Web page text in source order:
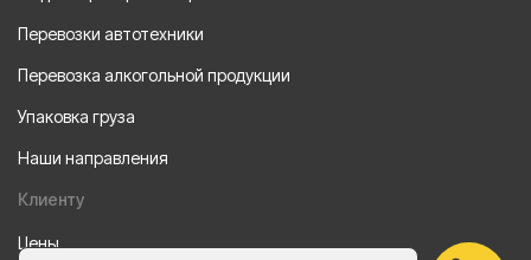
Перевозки автотехники
Перевозка алкогольной продукции
Упаковка груза
Наши направления
Клиенту
Цены